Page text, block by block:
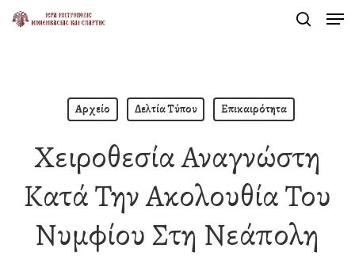
Skip
Αρχείο Δελτία Τύπου Επικαιρότητα
Χειροθεσία Αναγνώστη
Κατά Την Ακολουθία Του
Νυμφίου Στη Νεάπολη